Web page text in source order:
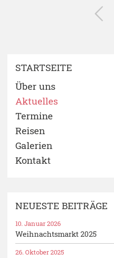
STARTSEITE
Über uns
Aktuelles
Termine
Reisen
Galerien
Kontakt
NEUESTE BEITRÄGE
Weihnachtsmarkt 2025
10. Januar 2026
26. Oktober 2025